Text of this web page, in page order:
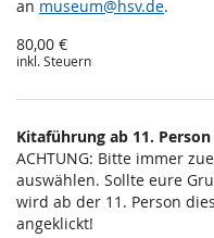
an museum@hsv.de.
80,00 €
inkl. Steuern
Kitaführung ab 11. Person
ACHTUNG: Bitte immer
auswählen. Sollte eure
wird ab der 11. Person
angeklickt!